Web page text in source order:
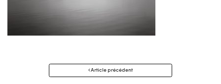
Navigation
Article précédent